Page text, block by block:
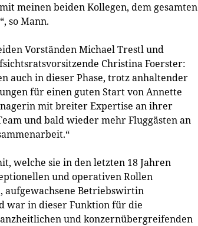
meinen beiden Kollegen, dem gesamten
so Mann.
Vorständen Michael Trestl und
Christina Foerster:
auch in dieser Phase, trotz anhaltender
für einen guten Start von Annette
mit breiter Expertise an ihrer
und bald wieder mehr Fluggästen an
welche sie in den letzten 18 Jahren
und operativen Rollen
aufgewachsene Betriebswirtin
war in dieser Funktion für die
und konzernübergreifenden